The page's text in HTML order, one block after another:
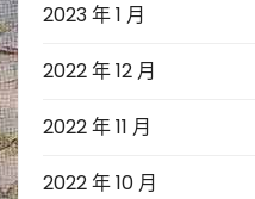
2023 年 1 月
2022 年 12 月
2022 年 11 月
2022 年 10 月